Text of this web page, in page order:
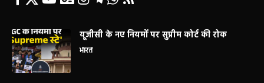
यूजीसी के नए नियमों पर सुप्रीम कोर्ट की रोक
भारत